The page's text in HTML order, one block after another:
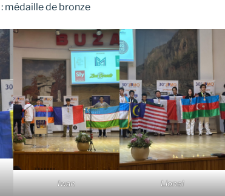
: médaille de bronze
Iwan
Lionel